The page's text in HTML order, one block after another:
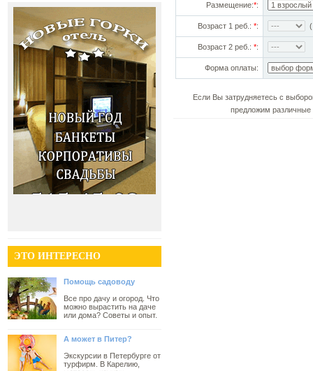
ЭТО ИНТЕРЕСНО
Помощь садоводу
Все про дачу и огород. Что
можно вырастить на даче
или дома? Советы и опыт.
А может в Питер?
Экскурсии в Петербурге от
турфирм. В Карелию,
Размещение:*:
Возраст 1 реб.: *:
Возраст 2 реб.: *:
Форма оплаты:
Если Вы затрудняетесь с
предложим различные